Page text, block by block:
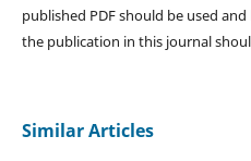
published PDF should be used
the publication in this journal
Similar Articles